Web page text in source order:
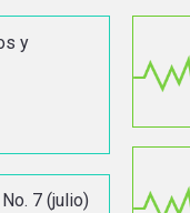
y
7 (julio)